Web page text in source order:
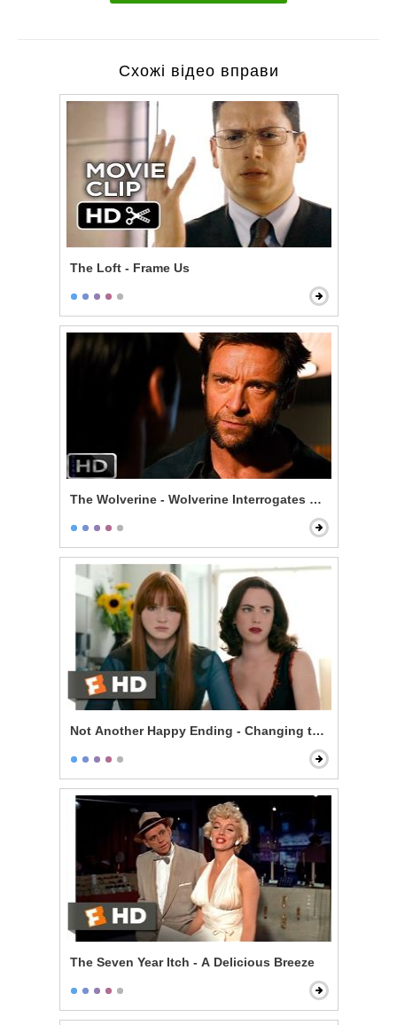
Схожі відео вправи
The Loft - Frame Us
The Wolverine - Wolverine Interrogates Noburo
Not Another Happy Ending - Changing the Ending
The Seven Year Itch - A Delicious Breeze